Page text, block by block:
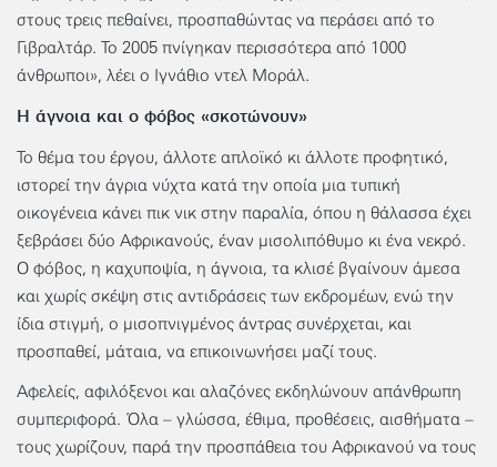
στους τρεις πεθαίνει, προσπαθώντας να περάσει από το
Γιβραλτάρ. Το 2005 πνίγηκαν περισσότερα από 1000
άνθρωποι», λέει ο Ιγνάθιο ντελ Μοράλ.
Η άγνοια και ο φόβος «σκοτώνουν»
Το θέμα του έργου, άλλοτε απλοϊκό κι άλλοτε προφητικό,
ιστορεί την άγρια νύχτα κατά την οποία μια τυπική
οικογένεια κάνει πικ νικ στην παραλία, όπου η θάλασσα έχει
ξεβράσει δύο Αφρικανούς, έναν μισολιπόθυμο κι ένα νεκρό.
Ο φόβος, η καχυποψία, η άγνοια, τα κλισέ βγαίνουν άμεσα
και χωρίς σκέψη στις αντιδράσεις των εκδρομέων, ενώ την
ίδια στιγμή, ο μισοπνιγμένος άντρας συνέρχεται, και
προσπαθεί, μάταια, να επικοινωνήσει μαζί τους.
Αφελείς, αφιλόξενοι και αλαζόνες εκδηλώνουν απάνθρωπη
συμπεριφορά. Όλα – γλώσσα, έθιμα, προθέσεις, αισθήματα –
τους χωρίζουν, παρά την προσπάθεια του Αφρικανού να τους